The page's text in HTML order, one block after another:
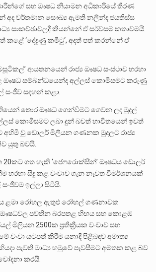
සහ ඖෂධ නියාමන අධිකාරියේ තීරණ
අද වර්තමාන සෞඛ්‍ය ඇමති නලින්ද ජයතිස්ස
සාකච්ඡාවලදී කියන්නේ ඒ සර්වසම කතාවමයි.
කළේ ‘දේදුණු කමිටු‘, අදත් පත් කරන්නේ ඒ
ආයතනයෙන් රාජ්‍ය ඖෂධ සංස්ථාව හරහා
ඖෂධ සම්බන්ධයෙන්ද අල්ලස් කොමිසමට කරුණු
සංජීව සඳහන් කළා.
තොර ඖෂධ ගෙන්වීමට ගෙවන ලද මුදල්
කොමිසමට ලබා දුන් බවත් භාවිතයෙන් ඉවත්
අහිමි වූ ඩොලර් මිලියන ගණනක මුදලට රාජ්‍ය
යුතු බවයි.
ගත හැකි ‘ජෙෆරොක්සීන්’ ඖෂධය ඩොලර්
හරහා සිදු කළ වංචාව ගැන නැවත විමර්ශනයක්
ඉල්ලා සිටියි.
ළමා රෝහල ඇතුළු රෝහල් ගණනාවක
ඖෂධවල පවතින බරපතළ හිඟය සහ කොළඹ
මිලියන 2500ක ප්‍රතික්‍රීයක වංචාව සහ
වංචා යටපත් කිරීම යනාදී පිළිබඳව අමාත්‍ය
පැවති මාධ්‍ය හමුවේ පැවසීමට අමතක කළ බව
කරයි.